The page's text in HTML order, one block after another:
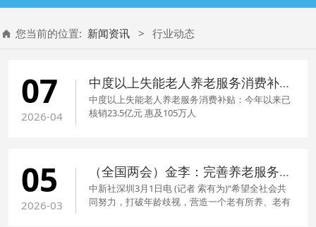
您当前的位置: 新闻资讯 > 行业动态
07
2026-04
中度以上失能老人养老服务消费补贴：今年以来已核销23.5亿元 惠及105万人
中度以上失能老人养老服务消费补贴：今年以来已
核销23.5亿元 惠及105万人
05
2026-03
（全国两会）金李：完善养老服务体系 让政策制定更有温度
中新社深圳3月1日电 (记者 索有为)“希望全社会共
同努力，打破年龄歧视，营造一个老有所养、老有